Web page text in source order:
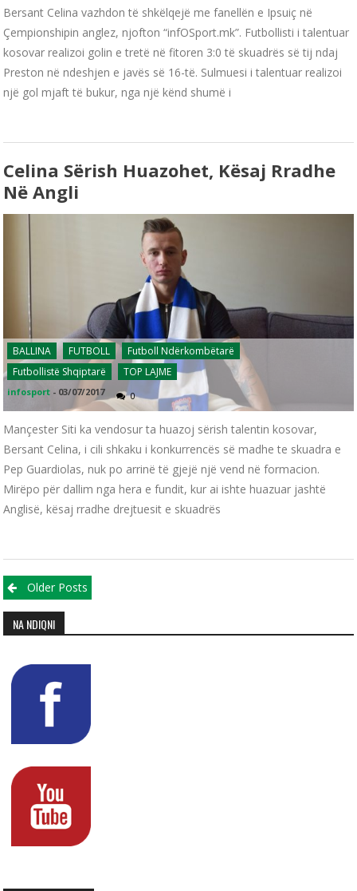
Bersant Celina vazhdon të shkëlqejë me fanellën e Ipsuiç në
Çempionshipin anglez, njofton “infOSport.mk”. Futbollisti i talentuar
kosovar realizoi golin e tretë në fitoren 3:0 të skuadrës së tij ndaj
Preston në ndeshjen e javës së 16-të. Sulmuesi i talentuar realizoi
një gol mjaft të bukur, nga një kënd shumë i
Celina Sërish Huazohet, Kësaj Rradhe
Në Angli
BALLINA FUTBOLL
Futboll Ndërkombëtarë
Futbollistë Shqiptarë
TOP LAJME
infosport - 03/07/2017 0
Mançester Siti ka vendosur ta huazoj sërish talentin kosovar,
Bersant Celina, i cili shkaku i konkurrencës së madhe te skuadra e
Pep Guardiolas, nuk po arrinë të gjejë një vend në formacion.
Mirëpo për dallim nga hera e fundit, kur ai ishte huazuar jashtë
Anglisë, kësaj rradhe drejtuesit e skuadrës
Posts navigation
Older Posts
NA NDIQNI